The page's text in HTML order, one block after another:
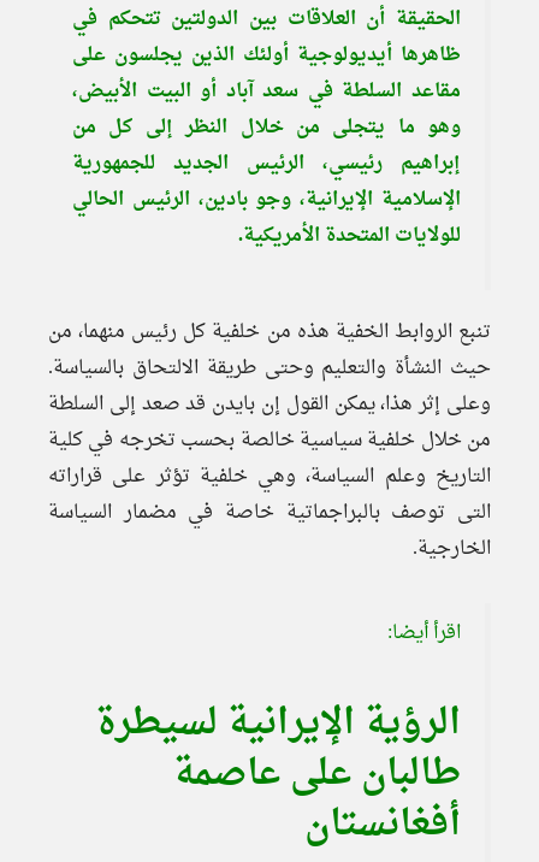
الحقيقة أن العلاقات بين الدولتين تتحكم في
ظاهرها أيديولوجية أولئك الذين يجلسون على
مقاعد السلطة في سعد آباد أو البيت الأبيض،
وهو ما يتجلى من خلال النظر إلى كل من
إبراهيم رئيسي، الرئيس الجديد للجمهورية
الإسلامية الإيرانية، وجو بادين، الرئيس الحالي
للولايات المتحدة الأمريكية.
تنبع الروابط الخفية هذه من خلفية كل رئيس منهما، من
حيث النشأة والتعليم وحتى طريقة الالتحاق بالسياسة.
وعلى إثر هذا، يمكن القول إن بايدن قد صعد إلى السلطة
من خلال خلفية سياسية خالصة بحسب تخرجه في كلية
التاريخ وعلم السياسة، وهي خلفية تؤثر على قراراته
التى توصف بالبراجماتية خاصة في مضمار السياسة
الخارجية.
اقرأ أيضا:
الرؤية الإيرانية لسيطرة
طالبان على عاصمة
أفغانستان